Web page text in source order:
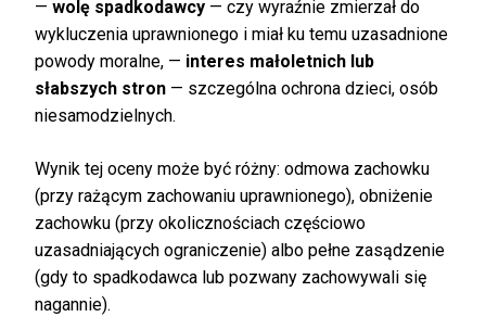
— wolę spadkodawcy — czy wyraźnie zmierzał do
wykluczenia uprawnionego i miał ku temu uzasadnione
powody moralne, — interes małoletnich lub
słabszych stron — szczególna ochrona dzieci, osób
niesamodzielnych.
Wynik tej oceny może być różny: odmowa zachowku
(przy rażącym zachowaniu uprawnionego), obniżenie
zachowku (przy okolicznościach częściowo
uzasadniających ograniczenie) albo pełne zasądzenie
(gdy to spadkodawca lub pozwany zachowywali się
nagannie).